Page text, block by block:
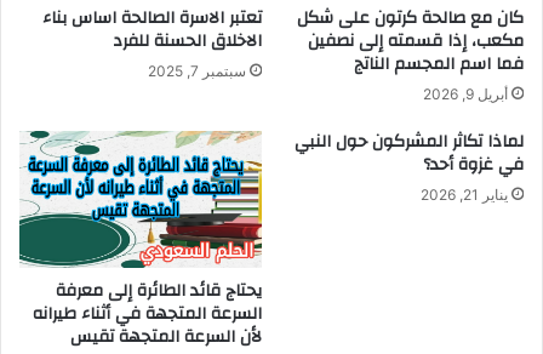
كان مع صالحة كرتون على شكل
مكعب، إذا قسمته إلى نصفين
فما اسم المجسم الناتج
أبريل 9, 2026
تعتبر الاسرة الصالحة اساس بناء
الاخلاق الحسنة للفرد
سبتمبر 7, 2025
لماذا تكاثر المشركون حول النبي
في غزوة أحد؟
يناير 21, 2026
يحتاج قائد الطائرة إلى معرفة
السرعة المتجهة في أثناء طيرانه
لأن السرعة المتجهة تقيس